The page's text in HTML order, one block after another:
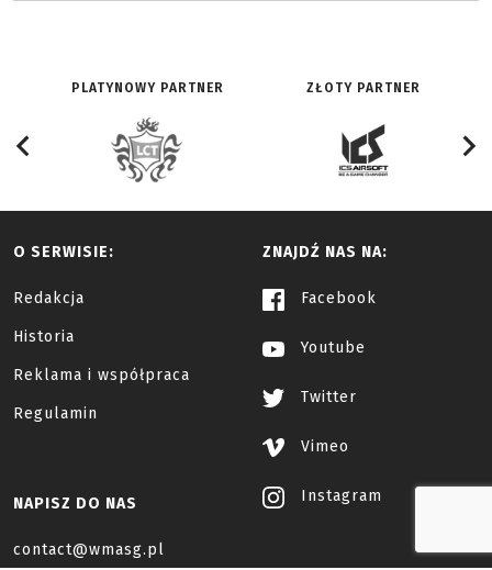
PLATYNOWY PARTNER ZŁOTY PARTNER
O SERWISIE:
Redakcja
Historia
Reklama i współpraca
Regulamin
ZNAJDŹ NAS NA:
Facebook
Youtube
Twitter
Vimeo
Instagram
NAPISZ DO NAS
contact@wmasg.pl